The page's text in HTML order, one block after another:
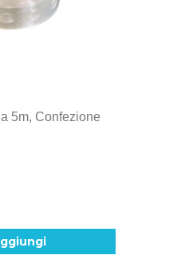
5m, Confezione